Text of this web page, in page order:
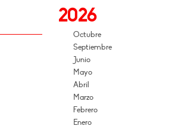
2026
Octubre
Septiembre
Junio
Mayo
Abril
Marzo
Febrero
Enero